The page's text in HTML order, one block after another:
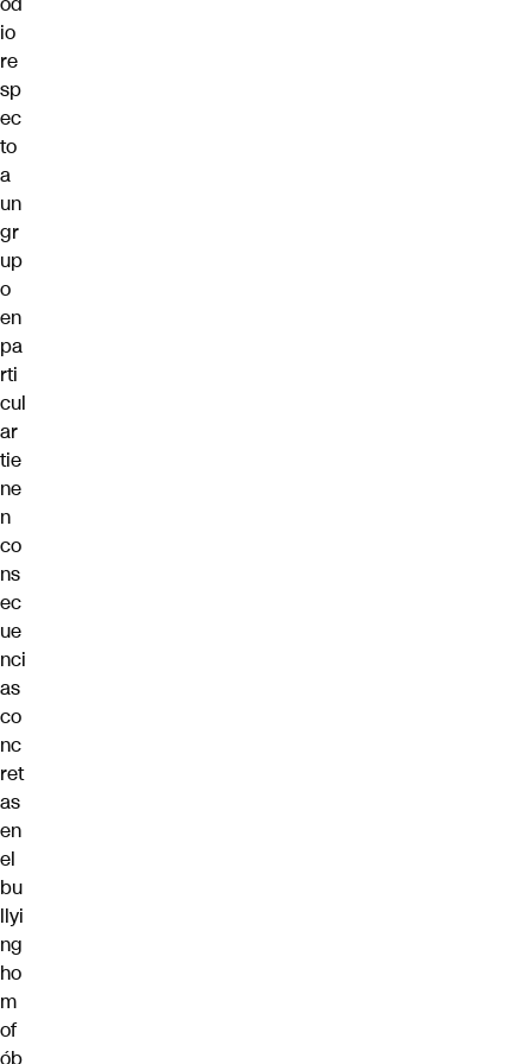
io
re
sp
ec
to
a
un
gr
up
o
en
pa
rti
cul
ar
tie
ne
n
co
ns
ec
ue
nci
as
co
nc
ret
as
en
el
bu
llyi
ng
ho
m
of
ób